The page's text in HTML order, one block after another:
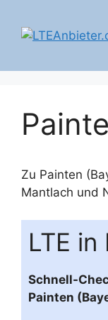
Inhalt
springen
Zu Painten
Mantlach und
LTE in
Schnell-
Painten